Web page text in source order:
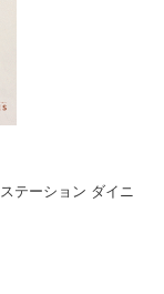
テーション ダイニ